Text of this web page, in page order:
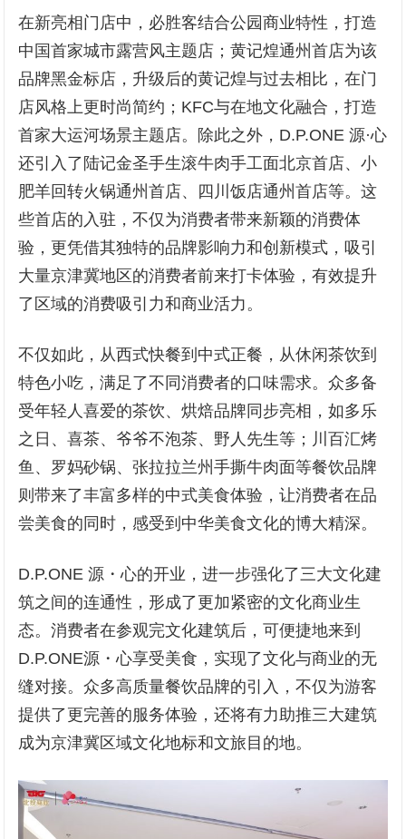
在新亮相门店中，必胜客结合公园商业特性，打造
中国首家城市露营风主题店；黄记煌通州首店为该
品牌黑金标店，升级后的黄记煌与过去相比，在门
店风格上更时尚简约；KFC与在地文化融合，打造
首家大运河场景主题店。除此之外，D.P.ONE 源·心
还引入了陆记金圣手生滚牛肉手工面北京首店、小
肥羊回转火锅通州首店、四川饭店通州首店等。这
些首店的入驻，不仅为消费者带来新颖的消费体
验，更凭借其独特的品牌影响力和创新模式，吸引
大量京津冀地区的消费者前来打卡体验，有效提升
了区域的消费吸引力和商业活力。
不仅如此，从西式快餐到中式正餐，从休闲茶饮到
特色小吃，满足了不同消费者的口味需求。众多备
受年轻人喜爱的茶饮、烘焙品牌同步亮相，如多乐
之日、喜茶、爷爷不泡茶、野人先生等；川百汇烤
鱼、罗妈砂锅、张拉拉兰州手撕牛肉面等餐饮品牌
则带来了丰富多样的中式美食体验，让消费者在品
尝美食的同时，感受到中华美食文化的博大精深。
D.P.ONE 源・心的开业，进一步强化了三大文化建
筑之间的连通性，形成了更加紧密的文化商业生
态。消费者在参观完文化建筑后，可便捷地来到
D.P.ONE源・心享受美食，实现了文化与商业的无
缝对接。众多高质量餐饮品牌的引入，不仅为游客
提供了更完善的服务体验，还将有力助推三大建筑
成为京津冀区域文化地标和文旅目的地。